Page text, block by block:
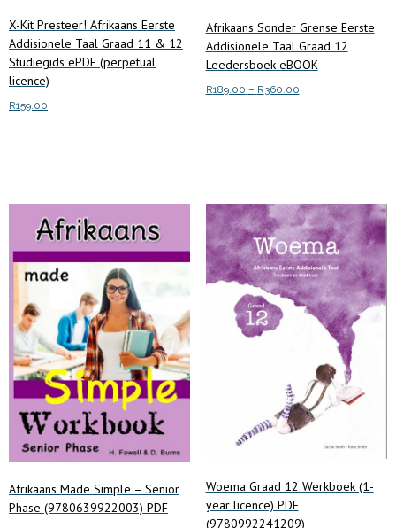
X-Kit Presteer! Afrikaans Eerste
Addisionele Taal Graad 11 & 12
Studiegids ePDF (perpetual
licence)
R159.00
Afrikaans Sonder Grense Eerste
Addisionele Taal Graad 12
Leedersboek eBOOK
R189.00 – R360.00Price
variants.
The
options
may
be
chosen
product
page
Afrikaans Made Simple – Senior
Phase (9780639922003) PDF
Woema Graad 12 Werkboek (1-
year licence) PDF
(9780992241209)